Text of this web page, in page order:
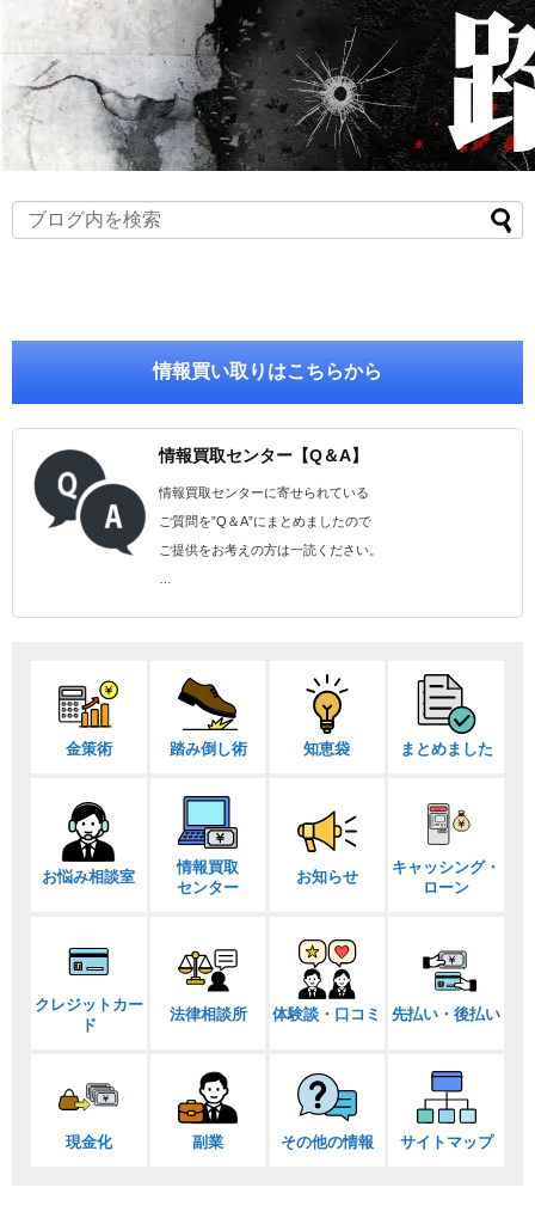
情報買い取りはこちらから
情報買取センター【Q＆A】
情報買取センターに寄せられている
ご質問を”Q＆A”にまとめましたので
ご提供をお考えの方は一読ください。
金策術 踏み倒し術 知恵袋 まとめました
お悩み相談室
情報買取
センター
お知らせ
キャッシング・
ローン
クレジットカー
ド
法律相談所 体験談・口コミ 先払い・後払い
現金化 副業 その他の情報 サイトマップ